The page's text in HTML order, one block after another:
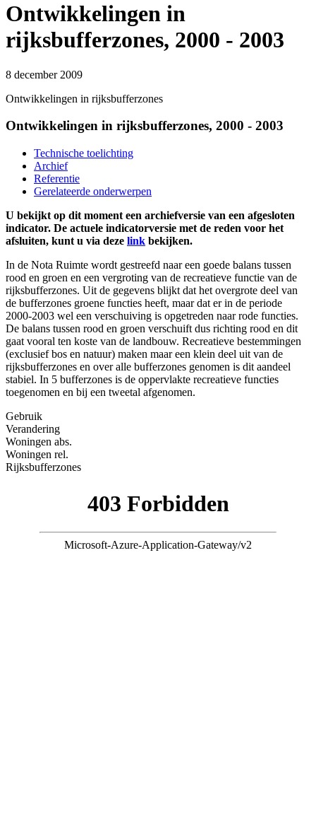
Ontwikkelingen in
rijksbufferzones, 2000 - 2003
8 december 2009
Ontwikkelingen in rijksbufferzones
Ontwikkelingen in rijksbufferzones, 2000 - 2003
Technische toelichting
Archief
Referentie
Gerelateerde onderwerpen
U bekijkt op dit moment een archiefversie van een afgesloten
indicator. De actuele indicatorversie met de reden voor het
afsluiten, kunt u via deze link bekijken.
In de Nota Ruimte wordt gestreefd naar een goede balans tussen
rood en groen en een vergroting van de recreatieve functie van de
rijksbufferzones. Uit de gegevens blijkt dat het overgrote deel van
de bufferzones groene functies heeft, maar dat er in de periode
2000-2003 wel een verschuiving is opgetreden naar rode functies.
De balans tussen rood en groen verschuift dus richting rood en dit
gaat vooral ten koste van de landbouw. Recreatieve bestemmingen
(exclusief bos en natuur) maken maar een klein deel uit van de
rijksbufferzones en over alle bufferzones genomen is dit aandeel
stabiel. In 5 bufferzones is de oppervlakte recreatieve functies
toegenomen en bij een tweetal afgenomen.
Gebruik
Verandering
Woningen abs.
Woningen rel.
Rijksbufferzones